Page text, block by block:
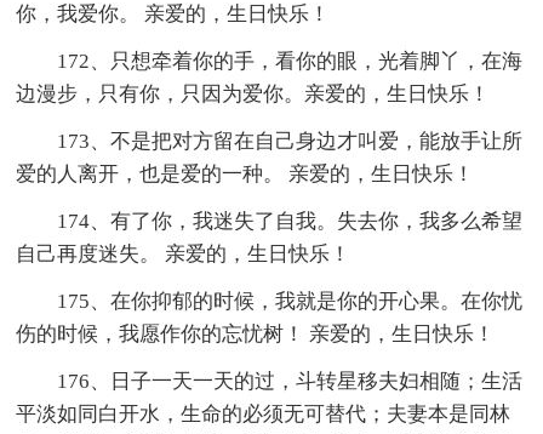
你，我爱你。 亲爱的，生日快乐！
172、只想牵着你的手，看你的眼，光着脚丫，在海
边漫步，只有你，只因为爱你。亲爱的，生日快乐！
173、不是把对方留在自己身边才叫爱，能放手让所
爱的人离开，也是爱的一种。 亲爱的，生日快乐！
174、有了你，我迷失了自我。失去你，我多么希望
自己再度迷失。 亲爱的，生日快乐！
175、在你抑郁的时候，我就是你的开心果。在你忧
伤的时候，我愿作你的忘忧树！ 亲爱的，生日快乐！
176、日子一天一天的过，斗转星移夫妇相随；生活
平淡如同白开水，生命的必须无可替代；夫妻本是同林